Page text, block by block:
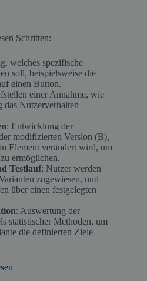
Schritten:​
welches spezifische
soll, beispielsweise die
einen Button.​
einer Annahme, wie
das Nutzerverhalten
: Entwicklung der
modifizierten Version (B),
Element verändert wird, um
ermöglichen.​
Testlauf: Nutzer werden
zugewiesen, und
über einen festgelegten
: Auswertung der
statistischer Methoden, um
die definierten Ziele